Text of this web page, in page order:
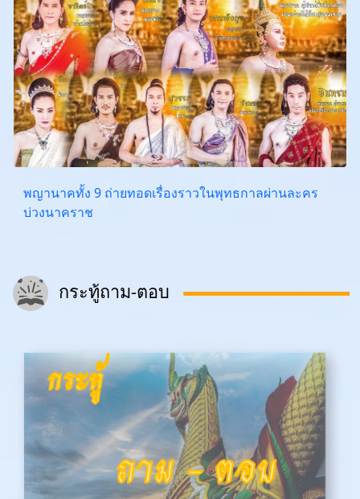
พญานาคทั้ง 9 ถ่ายทอดเรื่องราวในพุทธกาลผ่านละคร
บ่วงนาคราช
กระทู้ถาม-ตอบ